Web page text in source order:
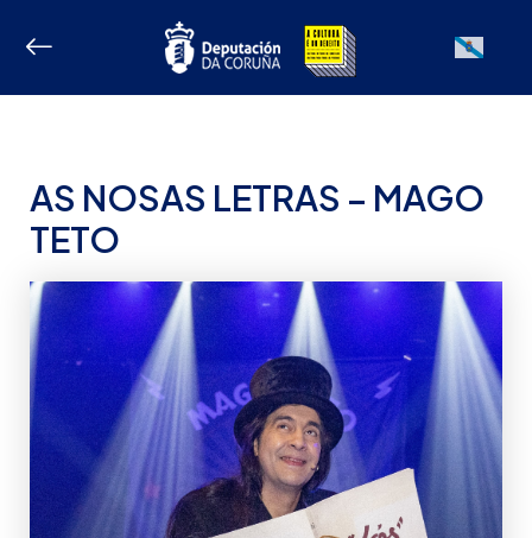
Galician
AS NOSAS LETRAS – MAGO
TETO